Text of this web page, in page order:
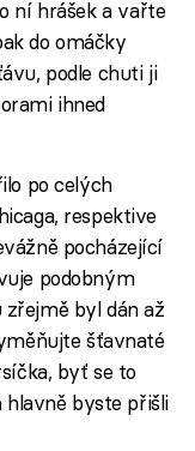
ní hrášek a vařte
do omáčky
podle chuti ji
ihned
po celých
respektive
pocházející
podobným
byl dán až
šťavnaté
byť se to
hlavně byste přišli